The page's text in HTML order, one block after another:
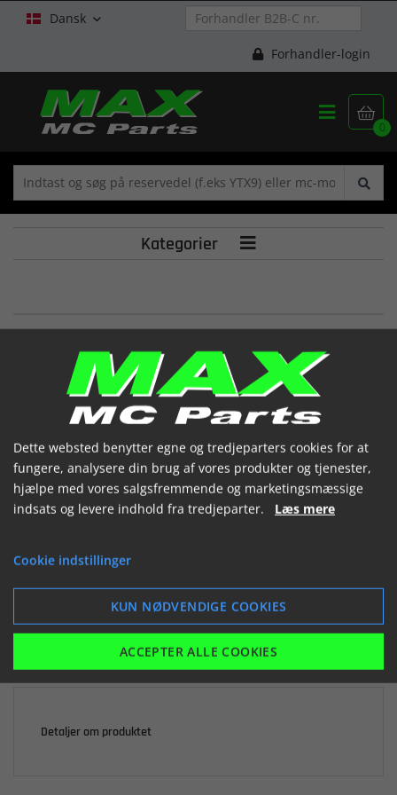
Dansk 
Forhandler-login

0

Kategorier 
COPPETTA FANALE POST. ALP/96
(1281700 000)


252,88 kr.
LÆG I KURV
Detaljer om produktet
Dette websted benytter egne og tredjeparters cookies for at
fungere, analysere din brug af vores produkter og tjenester,
hjælpe med vores salgsfremmende og marketingsmæssige
indsats og levere indhold fra tredjeparter. Læs mere
Cookie indstillinger
KUN NØDVENDIGE COOKIES
ACCEPTER ALLE COOKIES